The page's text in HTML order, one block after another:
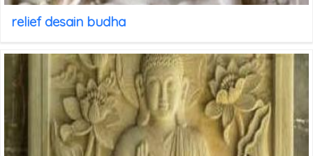
relief desain budha